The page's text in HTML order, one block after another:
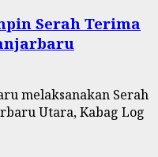
Serah Terima
melaksanakan Serah
Utara, Kabag Log